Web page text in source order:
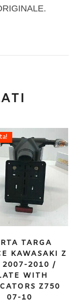
TARGA
KAWASAKI Z
2007-2010 /
WITH
Z750
07-10